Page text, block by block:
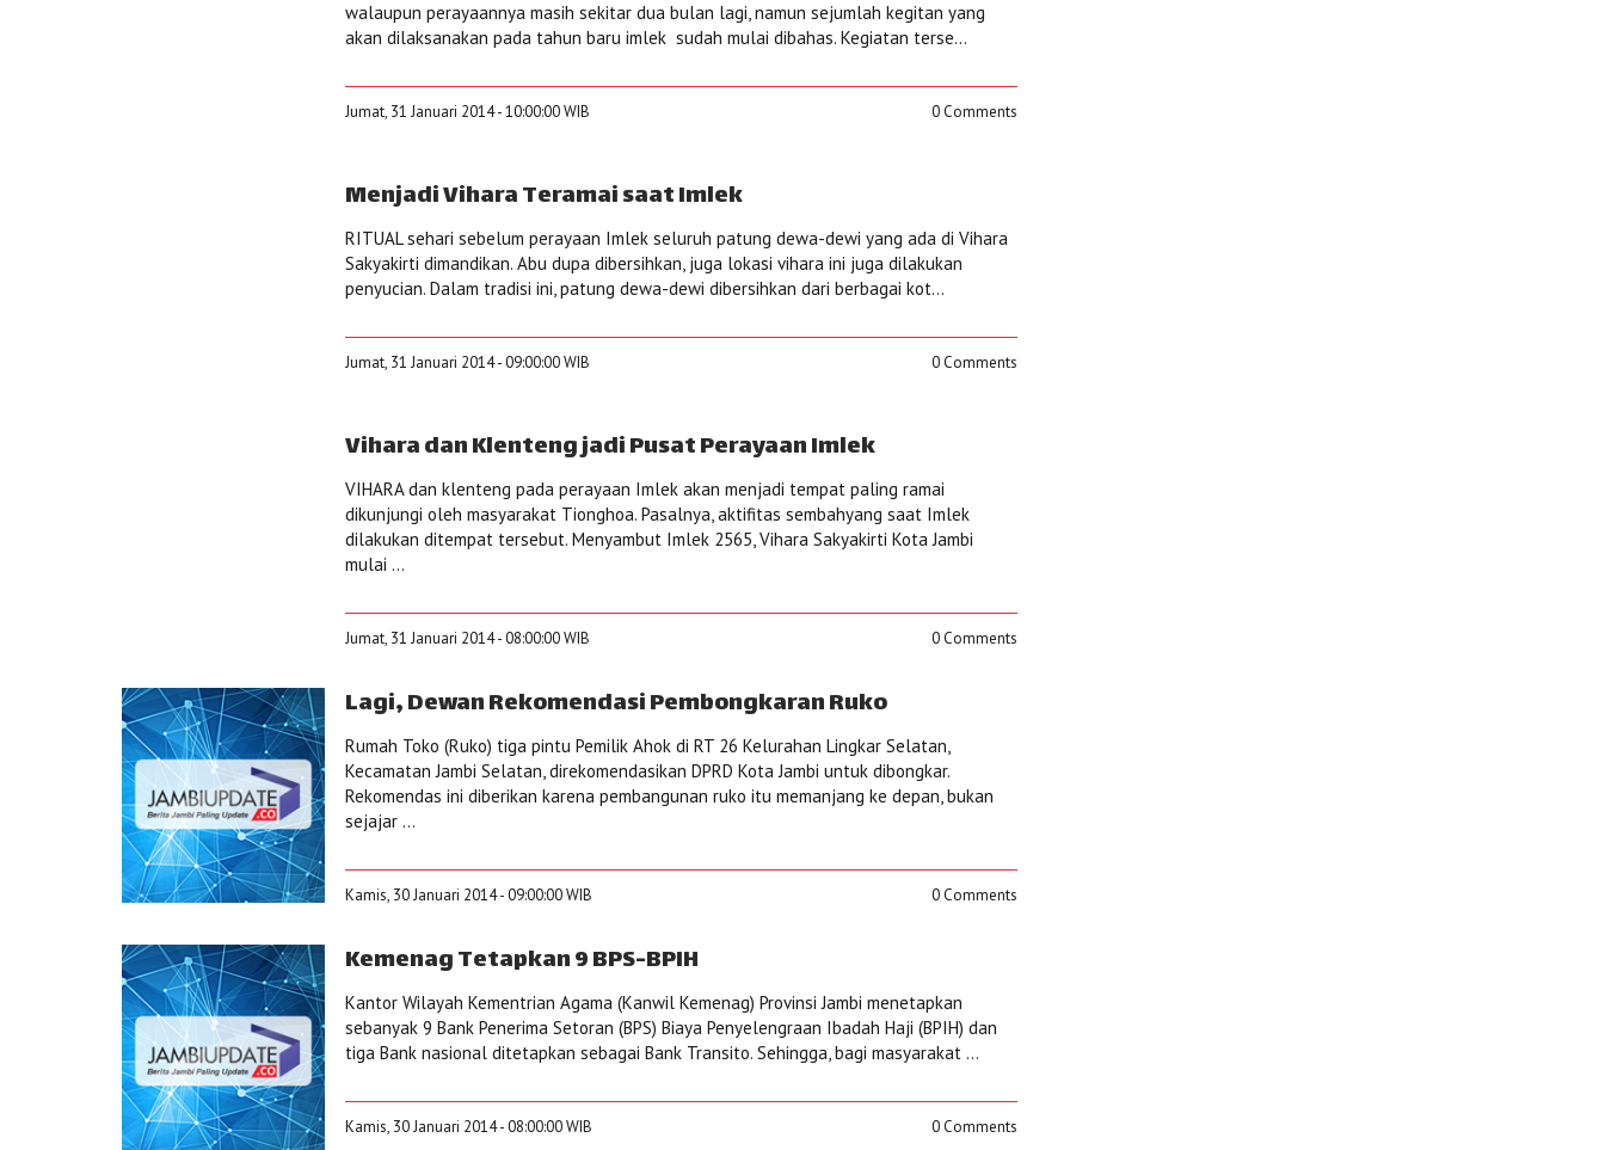
walaupun perayaannya masih sekitar dua bulan lagi, namun sejumlah kegitan yang
akan dilaksanakan pada tahun baru imlek sudah mulai dibahas. Kegiatan terse...
Jumat, 31 Januari 2014 - 10:00:00 WIB 0 Comments
Menjadi Vihara Teramai saat Imlek
RITUAL sehari sebelum perayaan Imlek seluruh patung dewa-dewi yang ada di Vihara
Sakyakirti dimandikan. Abu dupa dibersihkan, juga lokasi vihara ini juga dilakukan
penyucian. Dalam tradisi ini, patung dewa-dewi dibersihkan dari berbagai kot...
Jumat, 31 Januari 2014 - 09:00:00 WIB 0 Comments
Vihara dan Klenteng jadi Pusat Perayaan Imlek
VIHARA dan klenteng pada perayaan Imlek akan menjadi tempat paling ramai
dikunjungi oleh masyarakat Tionghoa. Pasalnya, aktifitas sembahyang saat Imlek
dilakukan ditempat tersebut. Menyambut Imlek 2565, Vihara Sakyakirti Kota Jambi
mulai ...
Jumat, 31 Januari 2014 - 08:00:00 WIB 0 Comments
Lagi, Dewan Rekomendasi Pembongkaran Ruko
Rumah Toko (Ruko) tiga pintu Pemilik Ahok di RT 26 Kelurahan Lingkar Selatan,
Kecamatan Jambi Selatan, direkomendasikan DPRD Kota Jambi untuk dibongkar.
Rekomendas ini diberikan karena pembangunan ruko itu memanjang ke depan, bukan
sejajar ...
Kamis, 30 Januari 2014 - 09:00:00 WIB 0 Comments
Kemenag Tetapkan 9 BPS-BPIH
Kantor Wilayah Kementrian Agama (Kanwil Kemenag) Provinsi Jambi menetapkan
sebanyak 9 Bank Penerima Setoran (BPS) Biaya Penyelengraan Ibadah Haji (BPIH) dan
tiga Bank nasional ditetapkan sebagai Bank Transito. Sehingga, bagi masyarakat ...
Kamis, 30 Januari 2014 - 08:00:00 WIB 0 Comments